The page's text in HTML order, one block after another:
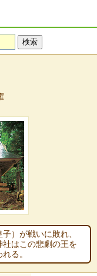
）が戦いに敗れ、
はこの悲劇の王を
る。